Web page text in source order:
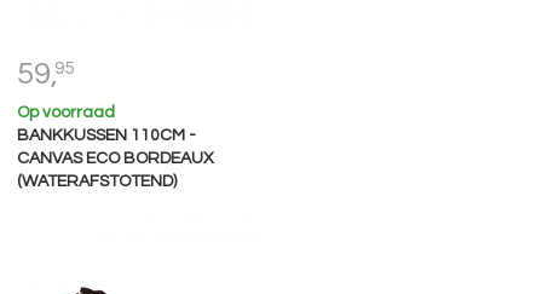
59,95
Op voorraad
BANKKUSSEN 110CM -
CANVAS ECO BORDEAUX
(WATERAFSTOTEND)